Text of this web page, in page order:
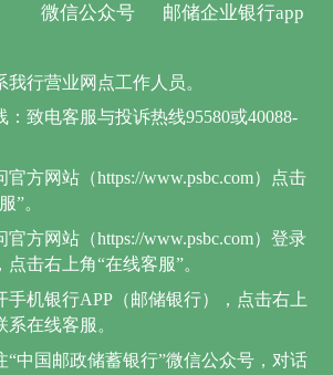
微信公众号 邮储企业银行app
行营业网点工作人员。
：致电客服与投诉热线95580或40088-
方网站（https://www.psbc.com）点击
”。
官方网站（https://www.psbc.com）登录
击右上角“在线客服”。
手机银行APP（邮储银行），点击右上
在线客服。
“中国邮政储蓄银行”微信公众号，对话